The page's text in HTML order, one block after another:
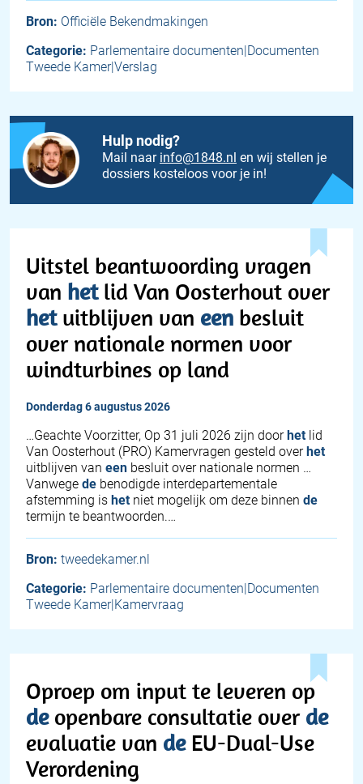
Bron: Officiële Bekendmakingen
Categorie: Parlementaire documenten|Documenten
Tweede Kamer|Verslag
Hulp nodig?
Mail naar info@1848.nl en wij stellen je
dossiers kosteloos voor je in!
Uitstel beantwoording vragen
van hetlid Van Oosterhout over
hetuitblijven van een besluit
over nationale normen voor
windturbines op land
donderdag 6 augustus 2026
… Geachte Voorzitter, Op 31 juli 2026 zijn door het lid
Van Oosterhout (PRO) Kamervragen gesteld over het
uitblijven van een besluit over nationale normen …
Vanwege de benodigde interdepartementale
afstemming is het niet mogelijk om deze binnen de
termijn te beantwoorden.…
Bron: tweedekamer.nl
Categorie: Parlementaire documenten|Documenten
Tweede Kamer|Kamervraag
Oproep om input te leveren op
deopenbare consultatie over de
evaluatie van deEU-Dual-Use
Verordening